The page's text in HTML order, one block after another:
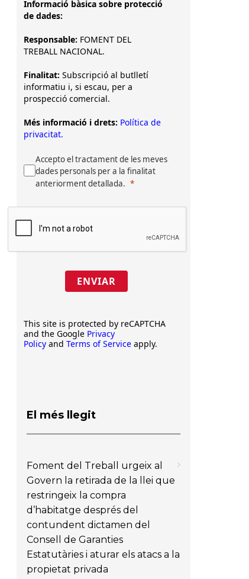
Informació bàsica sobre protecció
de dades:
Responsable: FOMENT DEL
TREBALL NACIONAL.
Finalitat: Subscripció al butlletí
informatiu i, si escau, per a
prospecció comercial.
Més informació i drets: Política de
privacitat.
Accepto el tractament de les meves
dades personals per a la finalitat
anteriorment detallada.
ENVIAR
This site is protected by reCAPTCHA
and the Google Privacy
Policy and Terms of Service apply.
El més llegit
Foment del Treball urgeix al
Govern la retirada de la llei que
restringeix la compra
d’habitatge després del
contundent dictamen del
Consell de Garanties
Estatutàries i aturar els atacs a la
propietat privada